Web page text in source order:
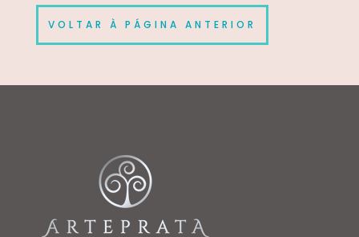
VOLTAR À PÁGINA ANTERIOR